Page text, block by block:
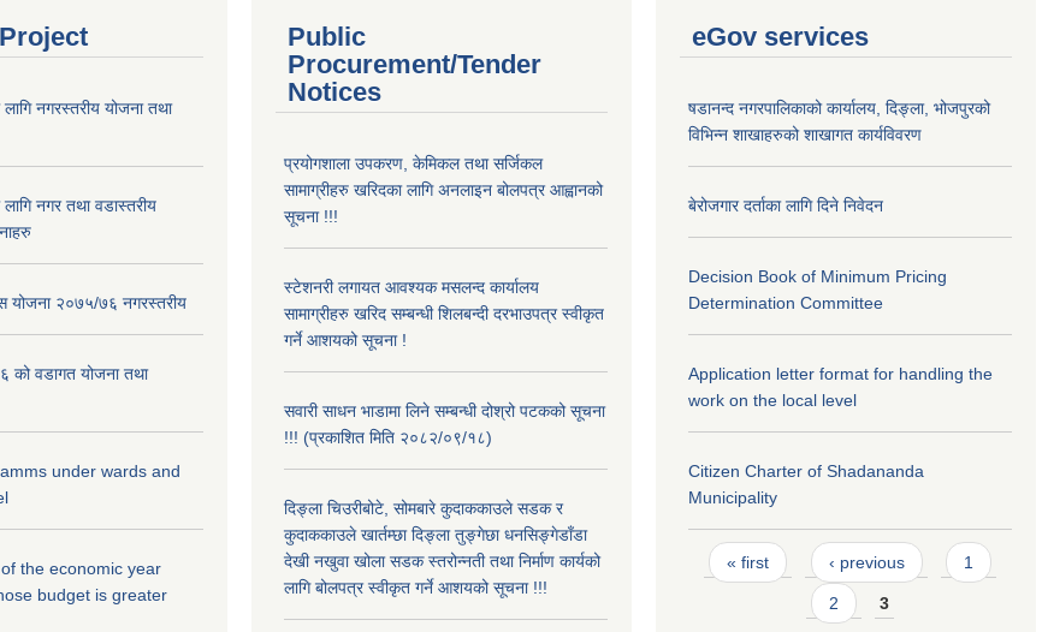
नगरस्तरीय योजना तथा
नगर तथा वडास्तरीय
योजना २०७५/७६ नगरस्तरीय
को वडागत योजना तथा
under wards and
the economic year
budget is greater
Public
Procurement/Tender
Notices
प्रयोगशाला उपकरण, केमिकल तथा सर्जिकल
सामाग्रीहरु खरिदका लागि अनलाइन बोलपत्र आह्वानको
सूचना !!!
स्टेशनरी लगायत आवश्यक मसलन्द कार्यालय
सामाग्रीहरु खरिद सम्बन्धी शिलबन्दी दरभाउपत्र स्वीकृत
गर्ने आशयको सूचना !
सवारी साधन भाडामा लिने सम्बन्धी दोश्रो पटकको सूचना
!!! (प्रकाशित मिति २०८२/०९/१८)
दिङ्ला चिउरीबोटे, सोमबारे कुदाककाउले सडक र
कुदाककाउले खार्तम्छा दिङ्ला तुङ्गेछा धनसिङ्गेडाँडा
देखी नखुवा खोला सडक स्तरोन्नती तथा निर्माण कार्यको
लागि बोलपत्र स्वीकृत गर्ने आशयको सूचना !!!
eGov services
षडानन्द नगरपालिकाको कार्यालय, दिङ्ला, भोजपुरको
विभिन्न शाखाहरुको शाखागत कार्यविवरण
बेरोजगार दर्ताका लागि दिने निवेदन
Decision Book of Minimum Pricing
Determination Committee
Application letter format for handling the
work on the local level
Citizen Charter of Shadananda
Municipality
Pages
« first ‹ previous 1
2 3